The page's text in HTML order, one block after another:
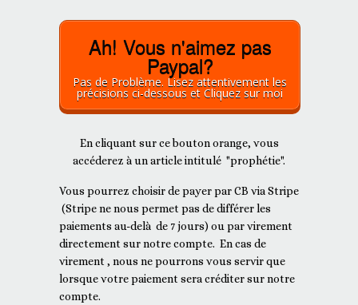
Ah! Vous n'aimez pas
Paypal?
Pas de Problème. Lisez attentivement les
précisions ci-dessous et Cliquez sur moi
En cliquant sur ce bouton orange, vous
accéderez à un article intitulé "prophétie".
Vous pourrez choisir de payer par CB via Stripe
(Stripe ne nous permet pas de différer les
paiements au-delà de 7 jours) ou par virement
directement sur notre compte. En cas de
virement , nous ne pourrons vous servir que
lorsque votre paiement sera créditer sur notre
compte.